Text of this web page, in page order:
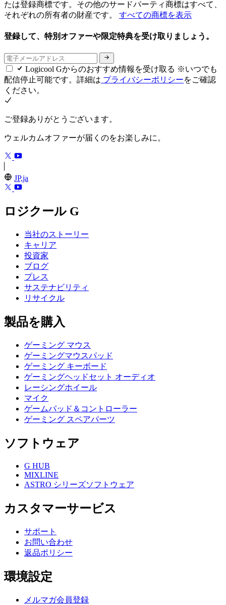
たは登録商標です。その他のサードパーティ商標はすべて、
それぞれの所有者の財産です。 すべての商標を表示
登録して、特別オファーや限定特典を受け取りましょう。
Logicool Gからのおすすめ情報を受け取る ※いつでも
配信停止可能です。詳細は プライバシーポリシーをご確認
ください。
ご登録ありがとうございます。
ウェルカムオファーが届くのをお楽しみに。
JP,ja
ロジクール G
当社のストーリー
キャリア
投資家
ブログ
プレス
サステナビリティ
リサイクル
製品を購入
ゲーミング マウス
ゲーミングマウスパッド
ゲーミング キーボード
ゲーミングヘッドセット オーディオ
レーシングホイール
マイク
ゲームパッド＆コントローラー
ゲーミング スペアパーツ
ソフトウェア
G HUB
MIXLINE
ASTRO シリーズソフトウェア
カスタマーサービス
サポート
お問い合わせ
返品ポリシー
環境設定
メルマガ会員登録